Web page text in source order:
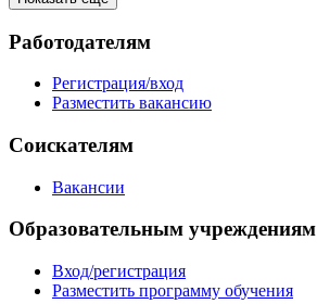
Работодателям
Регистрация/вход
Разместить вакансию
Соискателям
Вакансии
Образовательным учреждениям
Вход/регистрация
Разместить программу обучения